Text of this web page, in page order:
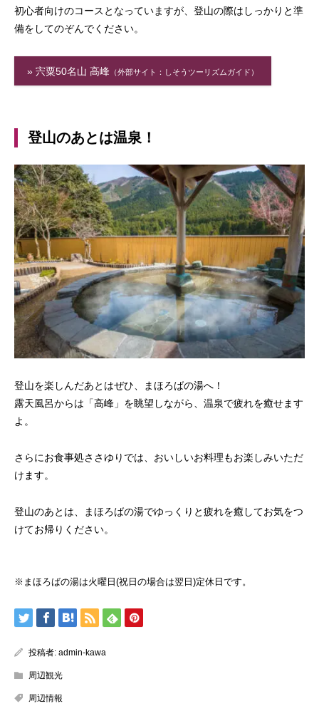
初心者向けのコースとなっていますが、登山の際はしっかりと準
備をしてのぞんでください。
» 宍粟50名山 高峰 （外部サイト：しそうツーリズムガイド）
登山のあとは温泉！
登山を楽しんだあとはぜひ、まほろばの湯へ！
露天風呂からは「高峰」を眺望しながら、温泉で疲れを癒せます
よ。
さらにお食事処ささゆりでは、おいしいお料理もお楽しみいただ
けます。
登山のあとは、まほろばの湯でゆっくりと疲れを癒してお気をつ
けてお帰りください。
※まほろばの湯は火曜日(祝日の場合は翌日)定休日です。
投稿者: admin-kawa
周辺観光
周辺情報